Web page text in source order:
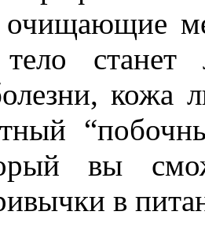
станет
кожа
вы
в